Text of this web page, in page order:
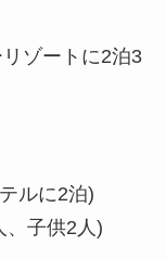
ゾートに2泊3
ルに2泊)
、子供2人)